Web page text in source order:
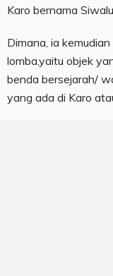
Karo bernama
Dimana, ia
lomba,yaitu objek
benda bersejarah/
yang ada di Karo